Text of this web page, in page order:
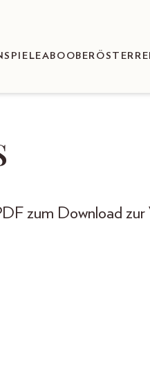
ABO
zum Download zur